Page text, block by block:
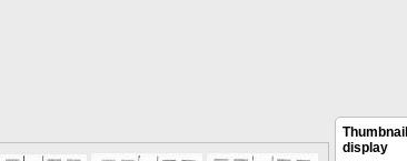
Thumbnail
display